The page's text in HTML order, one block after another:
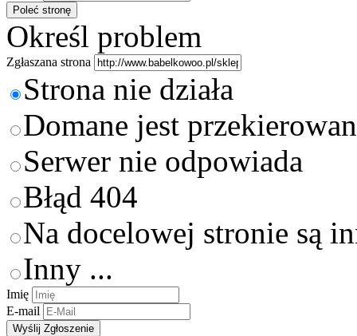
Określ problem
Zgłaszana strona
Strona nie działa
Domane jest
Serwer nie odpowiada
Błąd 404
Na docelowej stronie są
Inny ...
Imię
E-mail